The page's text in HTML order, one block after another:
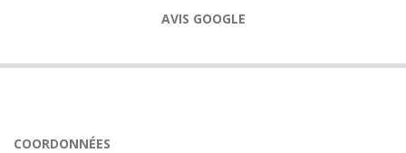
AVIS GOOGLE
COORDONNÉES